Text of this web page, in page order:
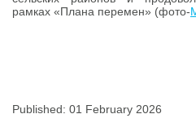
рамках «Плана перемен» (фото-
Published: 01 February 2026